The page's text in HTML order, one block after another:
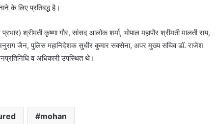
के लिए प्रतिबद्ध है।
श्रीमती कृष्णा गौर, सांसद आलोक शर्मा, भोपाल महापौर श्रीमती मालती राय,
अनुराग जैन, पुलिस महानिदेशक सुधीर कुमार सक्सेना, अपर मुख्य सचिव डॉ. राजेश
व अधिकारी उपस्थित थे।
mohan